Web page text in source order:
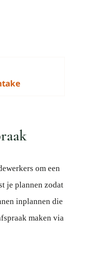
om een
je plannen zodat
inplannen die
maken via